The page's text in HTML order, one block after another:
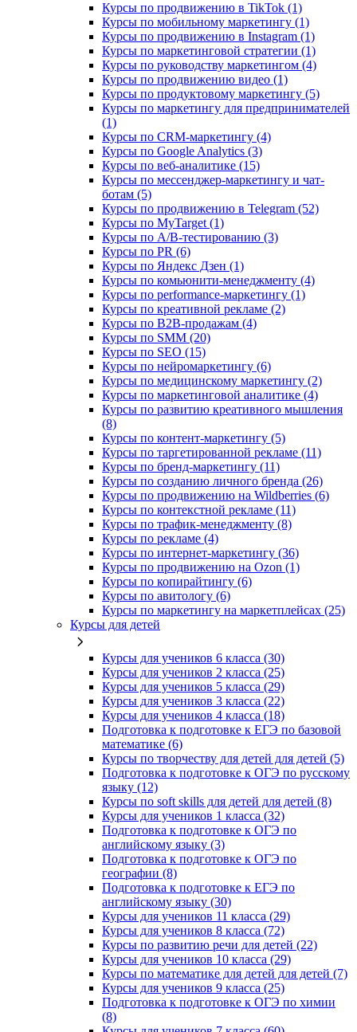
Курсы по продвижению в TikTok (1)
Курсы по мобильному маркетингу (1)
Курсы по продвижению в Instagram (1)
Курсы по маркетинговой стратегии (1)
Курсы по руководству маркетингом (4)
Курсы по продвижению видео (1)
Курсы по продуктовому маркетингу (5)
Курсы по маркетингу для предпринимателей
(1)
Курсы по CRM-маркетингу (4)
Курсы по Google Analytics (3)
Курсы по веб-аналитике (15)
Курсы по мессенджер-маркетингу и чат-
ботам (5)
Курсы по продвижению в Telegram (52)
Курсы по MyTarget (1)
Курсы по A/B-тестированию (3)
Курсы по PR (6)
Курсы по Яндекс Дзен (1)
Курсы по комьюнити-менеджменту (4)
Курсы по performance-маркетингу (1)
Курсы по креативной рекламе (2)
Курсы по B2B-продажам (4)
Курсы по SMM (20)
Курсы по SEO (15)
Курсы по нейромаркетингу (6)
Курсы по медицинскому маркетингу (2)
Курсы по маркетинговой аналитике (4)
Курсы по развитию креативного мышления
(8)
Курсы по контент-маркетингу (5)
Курсы по таргетированной рекламе (11)
Курсы по бренд-маркетингу (11)
Курсы по созданию личного бренда (26)
Курсы по продвижению на Wildberries (6)
Курсы по контекстной рекламе (11)
Курсы по трафик-менеджменту (8)
Курсы по рекламе (4)
Курсы по интернет-маркетингу (36)
Курсы по продвижению на Ozon (1)
Курсы по копирайтингу (6)
Курсы по авитологу (6)
Курсы по маркетингу на маркетплейсах (25)
Курсы для детей
Курсы для учеников 6 класса (30)
Курсы для учеников 2 класса (25)
Курсы для учеников 5 класса (29)
Курсы для учеников 3 класса (22)
Курсы для учеников 4 класса (18)
Подготовка к подготовке к ЕГЭ по базовой
математике (6)
Курсы по творчеству для детей для детей (5)
Подготовка к подготовке к ОГЭ по русскому
языку (12)
Курсы по soft skills для детей для детей (8)
Курсы для учеников 1 класса (32)
Подготовка к подготовке к ОГЭ по
английскому языку (3)
Подготовка к подготовке к ОГЭ по
географии (8)
Подготовка к подготовке к ЕГЭ по
английскому языку (30)
Курсы для учеников 11 класса (29)
Курсы для учеников 8 класса (72)
Курсы по развитию речи для детей (22)
Курсы для учеников 10 класса (29)
Курсы по математике для детей для детей (7)
Курсы для учеников 9 класса (25)
Подготовка к подготовке к ОГЭ по химии
(8)